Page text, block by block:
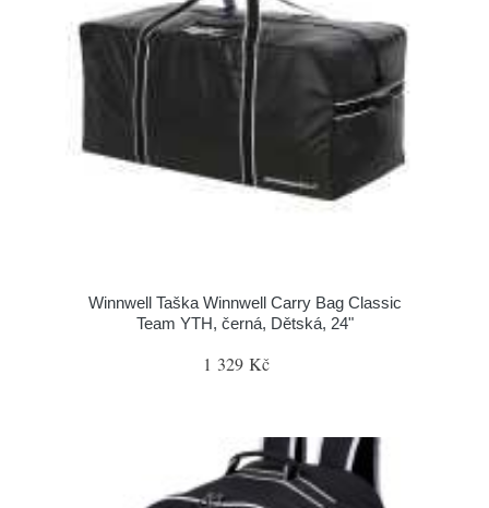
Winnwell Taška Winnwell Carry Bag Classic
Team YTH, černá, Dětská, 24"
1 329 Kč